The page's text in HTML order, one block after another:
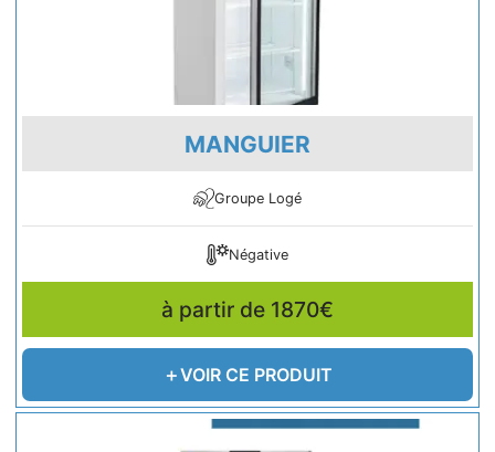
MANGUIER
Groupe Logé
Négative
à partir de 1870€
VOIR CE PRODUIT